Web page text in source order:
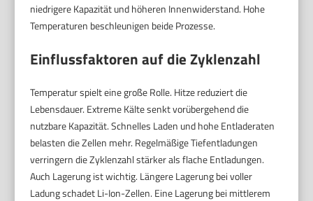
niedrigere Kapazität und höheren Innenwiderstand. Hohe
Temperaturen beschleunigen beide Prozesse.
Einflussfaktoren auf die Zyklenzahl
Temperatur spielt eine große Rolle. Hitze reduziert die
Lebensdauer. Extreme Kälte senkt vorübergehend die
nutzbare Kapazität. Schnelles Laden und hohe Entladeraten
belasten die Zellen mehr. Regelmäßige Tiefentladungen
verringern die Zyklenzahl stärker als flache Entladungen.
Auch Lagerung ist wichtig. Längere Lagerung bei voller
Ladung schadet Li-Ion-Zellen. Eine Lagerung bei mittlerem